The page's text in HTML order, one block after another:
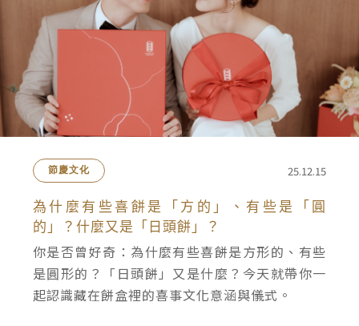
節慶文化 25.12.15
為什麼有些喜餅是「方的」、有些是「圓
的」？什麼又是「日頭餅」？
你是否曾好奇：為什麼有些喜餅是方形的、有些
是圓形的？「日頭餅」又是什麼？今天就帶你一
起認識藏在餅盒裡的喜事文化意涵與儀式。